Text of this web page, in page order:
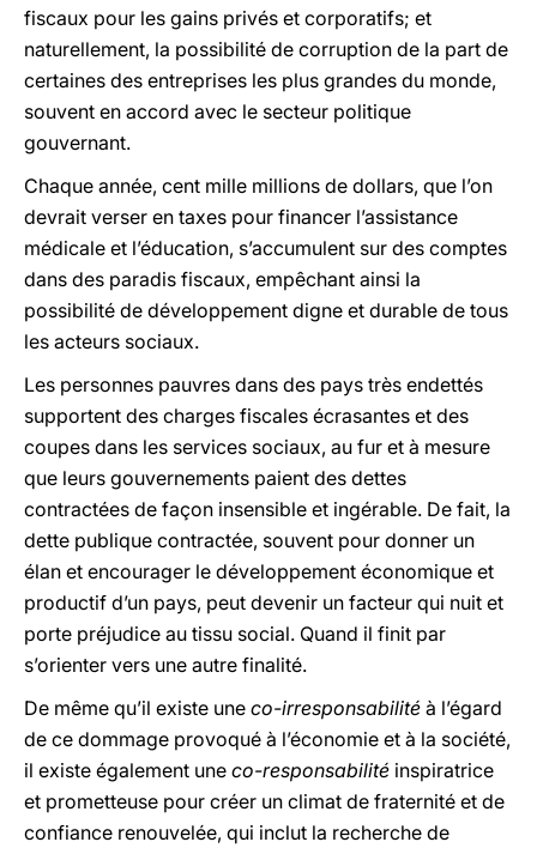
fiscaux pour les gains privés et corporatifs; et
naturellement, la possibilité de corruption de la part de
certaines des entreprises les plus grandes du monde,
souvent en accord avec le secteur politique
gouvernant.
Chaque année, cent mille millions de dollars, que l’on
devrait verser en taxes pour financer l’assistance
médicale et l’éducation, s’accumulent sur des comptes
dans des paradis fiscaux, empêchant ainsi la
possibilité de développement digne et durable de tous
les acteurs sociaux.
Les personnes pauvres dans des pays très endettés
supportent des charges fiscales écrasantes et des
coupes dans les services sociaux, au fur et à mesure
que leurs gouvernements paient des dettes
contractées de façon insensible et ingérable. De fait, la
dette publique contractée, souvent pour donner un
élan et encourager le développement économique et
productif d’un pays, peut devenir un facteur qui nuit et
porte préjudice au tissu social. Quand il finit par
s’orienter vers une autre finalité.
De même qu’il existe une co-irresponsabilité à l’égard
de ce dommage provoqué à l’économie et à la société,
il existe également une co-responsabilité inspiratrice
et prometteuse pour créer un climat de fraternité et de
confiance renouvelée, qui inclut la recherche de